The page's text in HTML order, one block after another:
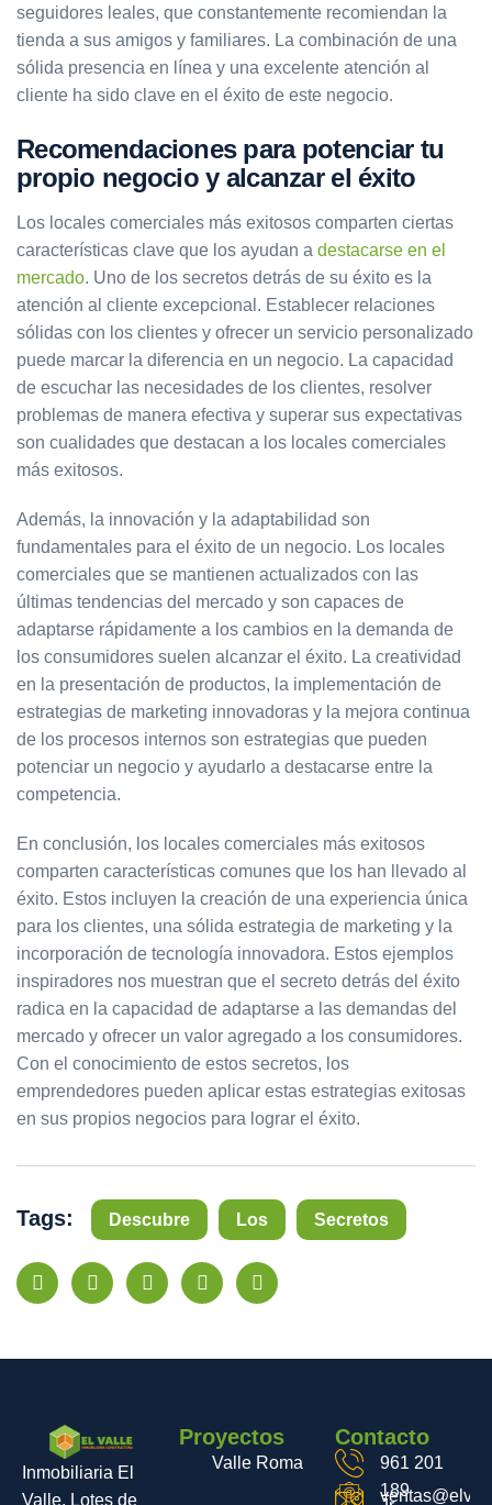
seguidores leales, que constantemente recomiendan la
tienda a sus amigos y familiares. La combinación de una
sólida presencia en línea y una excelente atención al
cliente ha sido clave en el éxito de este negocio.
Recomendaciones para potenciar tu
propio negocio y alcanzar el éxito
Los locales comerciales más exitosos comparten ciertas
características clave que los ayudan a destacarse en el
mercado. Uno de los secretos detrás de su éxito es la
atención al cliente excepcional. Establecer relaciones
sólidas con los clientes y ofrecer un servicio personalizado
puede marcar la diferencia en un negocio. La capacidad
de escuchar las necesidades de los clientes, resolver
problemas de manera efectiva y superar sus expectativas
son cualidades que destacan a los locales comerciales
más exitosos.
Además, la innovación y la adaptabilidad son
fundamentales para el éxito de un negocio. Los locales
comerciales que se mantienen actualizados con las
últimas tendencias del mercado y son capaces de
adaptarse rápidamente a los cambios en la demanda de
los consumidores suelen alcanzar el éxito. La creatividad
en la presentación de productos, la implementación de
estrategias de marketing innovadoras y la mejora continua
de los procesos internos son estrategias que pueden
potenciar un negocio y ayudarlo a destacarse entre la
competencia.
En conclusión, los locales comerciales más exitosos
comparten características comunes que los han llevado al
éxito. Estos incluyen la creación de una experiencia única
para los clientes, una sólida estrategia de marketing y la
incorporación de tecnología innovadora. Estos ejemplos
inspiradores nos muestran que el secreto detrás del éxito
radica en la capacidad de adaptarse a las demandas del
mercado y ofrecer un valor agregado a los consumidores.
Con el conocimiento de estos secretos, los
emprendedores pueden aplicar estas estrategias exitosas
en sus propios negocios para lograr el éxito.
Tags: Descubre Los Secretos
Inmobiliaria El
Valle. Lotes de
Proyectos
Valle Roma
Contacto
961 201
189